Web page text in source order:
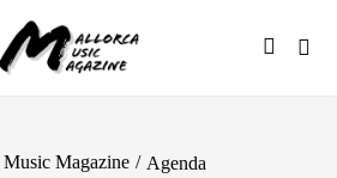
Magazine / Agenda